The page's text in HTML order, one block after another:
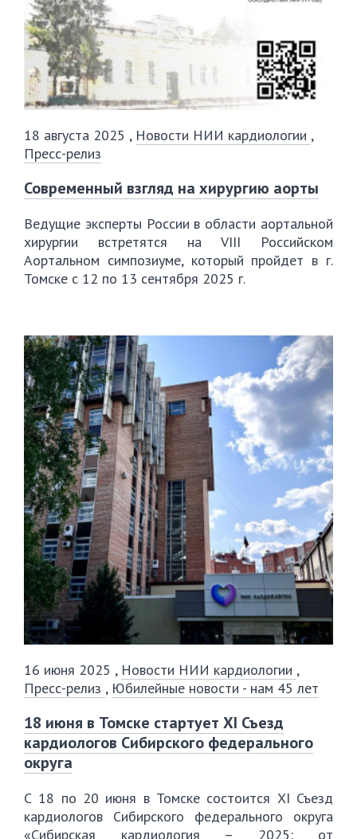
18 августа 2025 , Новости НИИ кардиологии ,
Пресс-релиз
Современный взгляд на хирургию аорты
Ведущие эксперты России в области аортальной
хирургии встретятся на VIII Российском
Аортальном симпозиуме, который пройдет в г.
Томске с 12 по 13 сентября 2025 г.
16 июня 2025 , Новости НИИ кардиологии ,
Пресс-релиз , Юбилейные новости - нам 45 лет
18 июня в Томске стартует XI Съезд
кардиологов Сибирского федерального
округа
С 18 по 20 июня в Томске состоится XI Съезд
кардиологов Сибирского федерального округа
«Сибирская кардиология – 2025: от